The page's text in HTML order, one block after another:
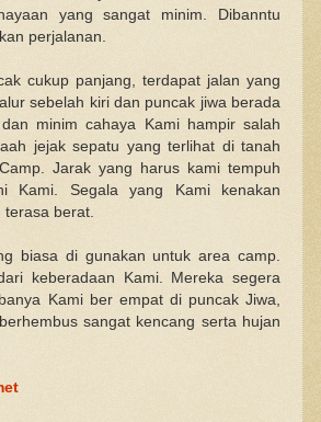
yang sangat minim. Dibanntu
perjalanan.
cukup panjang, terdapat jalan yang
sebelah kiri dan puncak jiwa berada
minim cahaya Kami hampir salah
jejak sepatu yang terlihat di tanah
Jarak yang harus kami tempuh
Kami. Segala yang Kami kenakan
terasa berat.
biasa di gunakan untuk area camp.
keberadaan Kami. Mereka segera
Kami ber empat di puncak Jiwa,
sangat kencang serta hujan